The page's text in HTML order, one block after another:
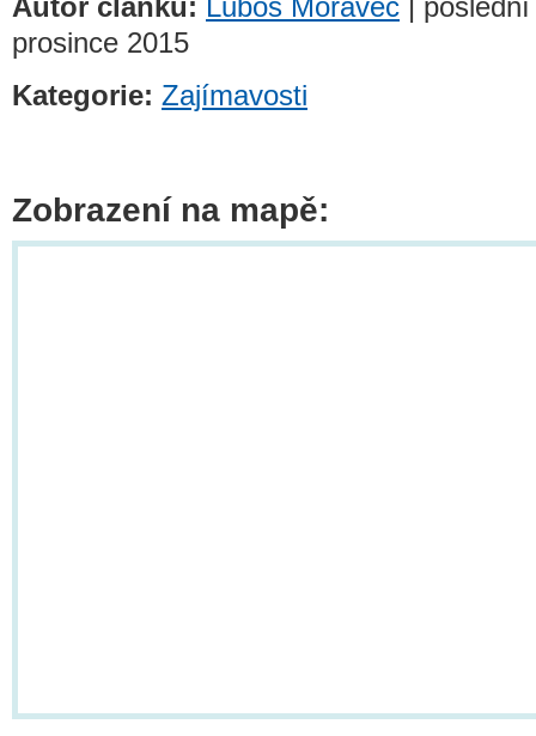
Autor článku: Luboš Moravec |
prosince 2015
Kategorie: Zajímavosti
Zobrazení na mapě: